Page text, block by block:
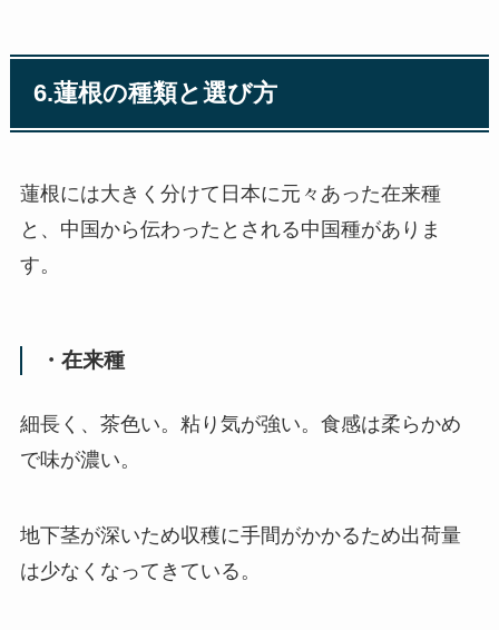
6.蓮根の種類と選び方
蓮根には大きく分けて日本に元々あった在来種
と、中国から伝わったとされる中国種がありま
す。
・在来種
細長く、茶色い。粘り気が強い。食感は柔らかめ
で味が濃い。
地下茎が深いため収穫に手間がかかるため出荷量
は少なくなってきている。